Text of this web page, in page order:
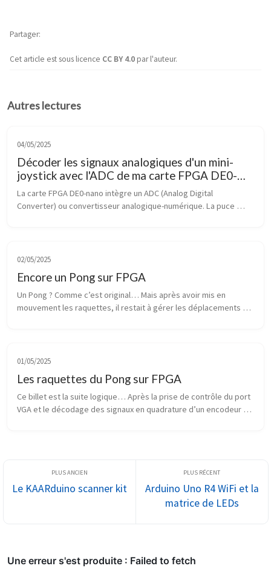
Cet article est sous licence CC BY 4.0par l'auteur.
Partager
Autres lectures
04/05/2025
Décoder les signaux analogiques d'un mini-
joystick avec l'ADC de ma carte FPGA DE0-
nano
La carte FPGA DE0-nano intègre un ADC (Analog Digital
Converter) ou convertisseur analogique-numérique. La puce
02/05/2025
Encore un Pong sur FPGA
Un Pong ? Comme c’est original… Mais après avoir mis en
mouvement les raquettes, il restait à gérer les déplacements et
01/05/2025
Les raquettes du Pong sur FPGA
Ce billet est la suite logique… Après la prise de contrôle du port
VGA et le décodage des signaux en quadrature d’un encodeur
Le KAARduino scanner kit
Arduino Uno R4 WiFi et la
matrice de LEDs